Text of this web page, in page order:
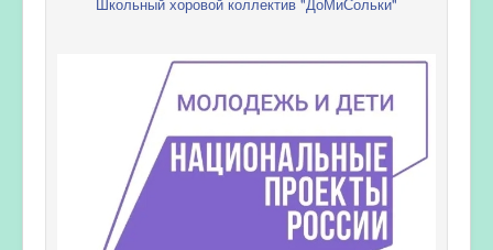
Школьный хоровой коллектив "ДоМиСольки"